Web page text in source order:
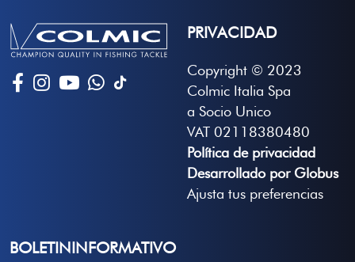
PRIVACIDAD
Copyright © 2023
Colmic Italia Spa
a Socio Unico
VAT 02118380480
Política de privacidad
Desarrollado por Globus
Ajusta tus preferencias
BOLETININFORMATIVO